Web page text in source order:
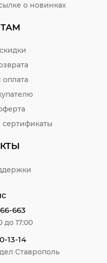
о новинках
оплата
663
до 17:00
13-14
Ставрополь